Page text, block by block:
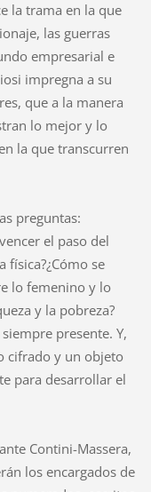
la trama en la que
las guerras
empresarial e
impregna a su
que a la manera
lo mejor y lo
la que transcurren
preguntas:
el paso del
física?¿Cómo se
lo femenino y lo
y la pobreza?
presente. Y,
cifrado y un objeto
para desarrollar el
Contini-Massera,
los encargados de